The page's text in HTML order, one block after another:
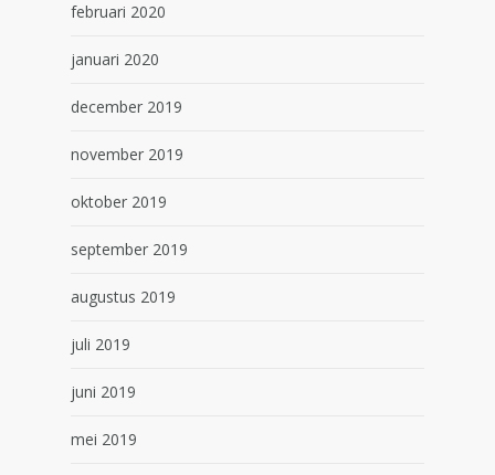
februari 2020
januari 2020
december 2019
november 2019
oktober 2019
september 2019
augustus 2019
juli 2019
juni 2019
mei 2019